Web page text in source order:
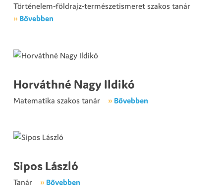
Történelem-földrajz-természetismeret szakos tanár
» Bővebben
Horváthné Nagy Ildikó
Matematika szakos tanár » Bővebben
Sipos László
Tanár » Bővebben